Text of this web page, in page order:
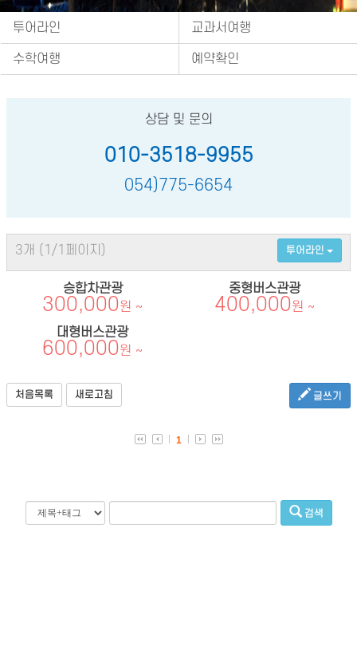
투어라인 교과서여행
수학여행 예약확인
상담 및 문의
010-3518-9955
054)775-6654
3개 (1/1페이지) 투어라인
승합차관광
300,000원 ~
중형버스관광
400,000원 ~
대형버스관광
600,000원 ~
처음목록 새로고침 글쓰기
1
검색